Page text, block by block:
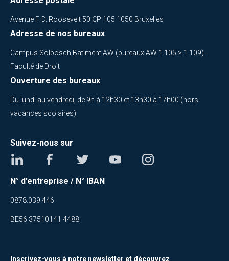
Avenue F. D. Roosevelt 50 CP 105 1050 Bruxelles
Adresse de nos bureaux
Campus Solbosch Batiment AW (bureaux AW 1.105 > 1.109) -
Faculté de Droit
Ouverture des bureaux
Du lundi au vendredi, de 9h à 12h30 et 13h30 à 17h00 (hors
vacances scolaires)
Suivez-nous sur
N° d’entreprise / N° IBAN
0878.039.446
BE56 37510141 4488
Inscrivez-vous à notre newsletter et découvrez